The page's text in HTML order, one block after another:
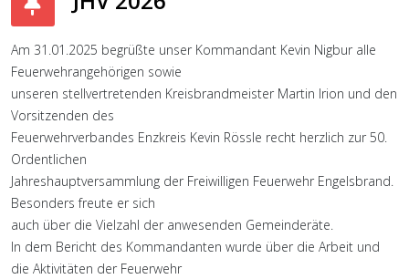
Am 31.01.2025 begrüßte unser Kommandant Kevin Nigbur alle
Feuerwehrangehörigen sowie
unseren stellvertretenden Kreisbrandmeister Martin Irion und den
Vorsitzenden des
Feuerwehrverbandes Enzkreis Kevin Rössle recht herzlich zur 50.
Ordentlichen
Jahreshauptversammlung der Freiwilligen Feuerwehr Engelsbrand.
Besonders freute er sich
auch über die Vielzahl der anwesenden Gemeinderäte.
In dem Bericht des Kommandanten wurde über die Arbeit und
die Aktivitäten der Feuerwehr